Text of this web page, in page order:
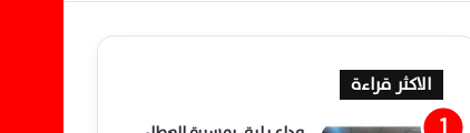
الاكثر قراءة